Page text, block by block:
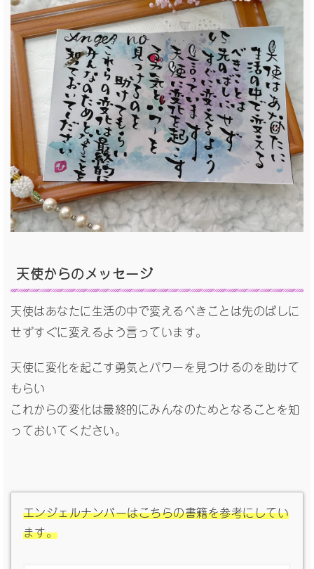
天使からの メッセージ
天使はあなたに生活の中で変えるべきことは先のばしに
せずすぐに変えるよう言っています。
天使に変化を起こす勇気とパワーを見つけるのを助けて
もらい
これからの変化は最終的にみんなのためとなることを知
っておいてください。
エンジェルナンバーはこちらの書籍を参考にしてい
ます。